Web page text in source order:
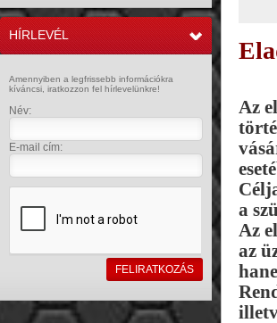
HÍRLEVÉL
»
Amennyiben a legfrissebb információkra
kíváncsi, iratkozzon fel hírlevelünkre!
Név:
E-mail cím:
Az
a
Az
az